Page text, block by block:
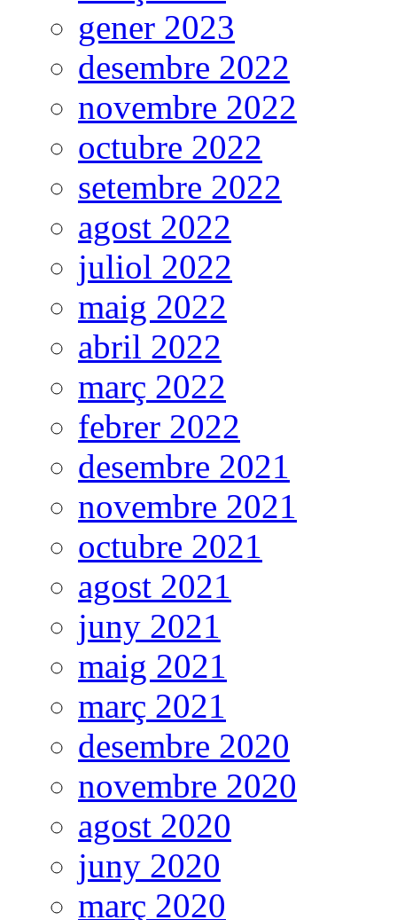
gener 2023
desembre 2022
novembre 2022
octubre 2022
setembre 2022
agost 2022
juliol 2022
maig 2022
abril 2022
març 2022
febrer 2022
desembre 2021
novembre 2021
octubre 2021
agost 2021
juny 2021
maig 2021
març 2021
desembre 2020
novembre 2020
agost 2020
juny 2020
març 2020